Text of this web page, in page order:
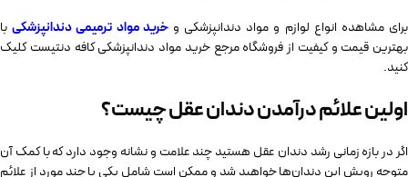
برای مشاهده انواع لوازم و مواد دندانپزشکی وخرید مواد ترمیمی دندانپزشکیبا
بهترین قیمت و کیفیت از فروشگاه مرجع خرید مواد دندانپزشکی کافه دنتیست کلیک
کنید.
اولین علائم درآمدن دندان عقل چیست؟
اگر در بازه زمانی رشد دندان عقل هستید چند علامت و نشانه وجود دارد که با کمک آن
متوجه رویش این دندان‌ها خواهید شد و ممکن است شامل یکی یا چند مورد از علائم